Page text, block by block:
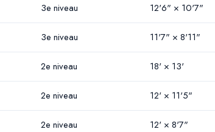
3e niveau 12'6" × 10'7"
3e niveau 11'7" × 8'11"
2e niveau 18' × 13'
2e niveau 12' × 11'5"
2e niveau 12' × 8'7"